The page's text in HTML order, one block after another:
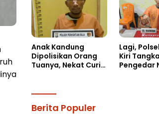
Anak Kandung
Dipolisikan Orang
Tuanya, Nekat Curi
Lagi,
Kiri
Pengedar
Berita Populer